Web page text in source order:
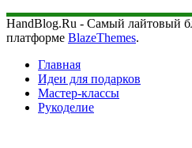
HandBlog.Ru - Самый лайтовый
платформе BlazeThemes.
Главная
Идеи для подарков
Мастер-классы
Рукоделие